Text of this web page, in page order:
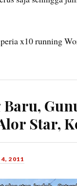
x10 running
Baru,
Star,
4, 2011